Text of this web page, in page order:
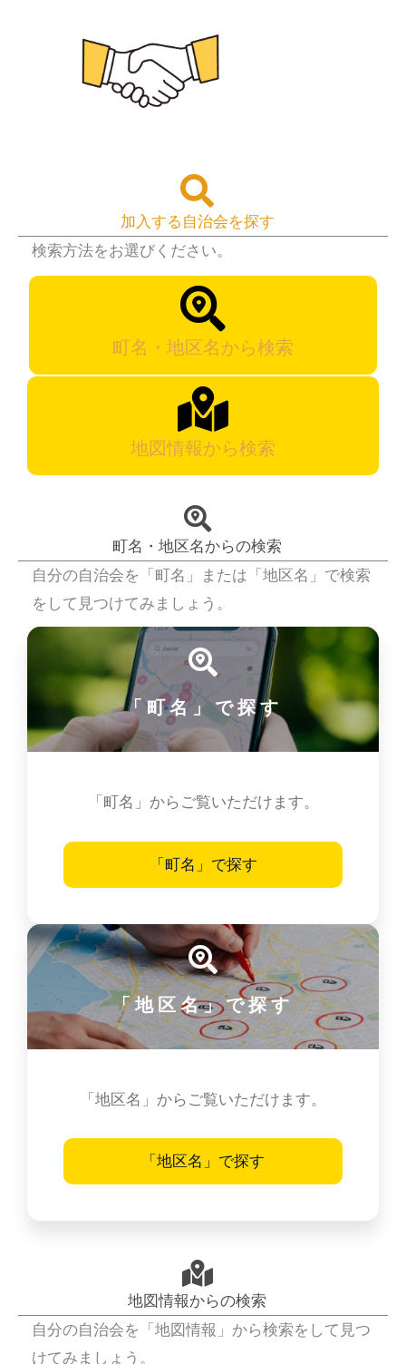
加入する自治会を探す
検索方法をお選びください。
町名・地区名から検索
地図情報から検索
町名・地区名からの検索
自分の自治会を「町名」または「地区名」で検索
をして見つけてみましょう。
「町名」で探す
「町名」からご覧いただけます。
「町名」で探す
「地区名」で探す
「地区名」からご覧いただけます。
「地区名」で探す
地図情報からの検索
自分の自治会を「地図情報」から検索をして見つ
けてみましょう。